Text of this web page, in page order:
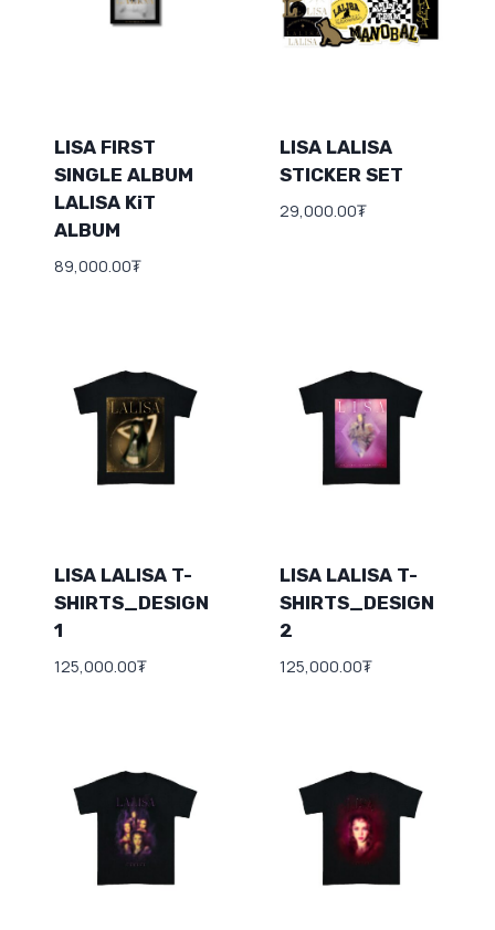
LISA FIRST
SINGLE ALBUM
LALISA KiT
ALBUM
89,000.00₮
LISA LALISA
STICKER SET
29,000.00₮
LISA LALISA T-
SHIRTS_DESIGN
1
125,000.00₮
LISA LALISA T-
SHIRTS_DESIGN
2
125,000.00₮